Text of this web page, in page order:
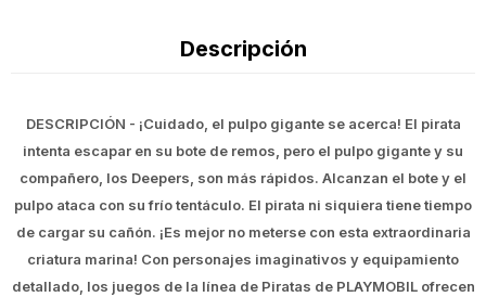
Descripción
DESCRIPCIÓN - ¡Cuidado, el pulpo gigante se acerca! El pirata
intenta escapar en su bote de remos, pero el pulpo gigante y su
compañero, los Deepers, son más rápidos. Alcanzan el bote y el
pulpo ataca con su frío tentáculo. El pirata ni siquiera tiene tiempo
de cargar su cañón. ¡Es mejor no meterse con esta extraordinaria
criatura marina! Con personajes imaginativos y equipamiento
detallado, los juegos de la línea de Piratas de PLAYMOBIL ofrecen